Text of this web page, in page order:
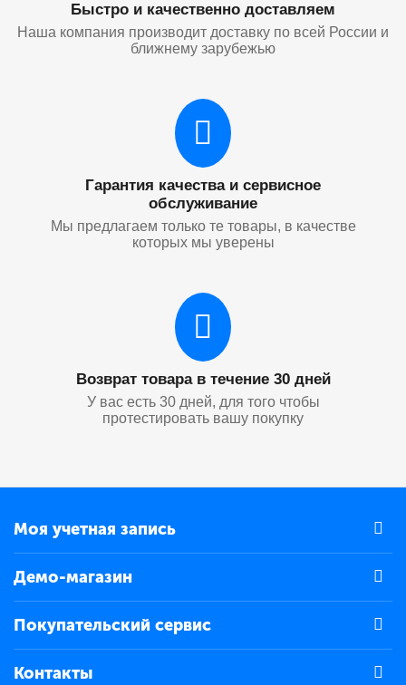
Быстро и качественно доставляем
Наша компания производит доставку по всей России и
ближнему зарубежью
Гарантия качества и сервисное
обслуживание
Мы предлагаем только те товары, в качестве
которых мы уверены
Возврат товара в течение 30 дней
У вас есть 30 дней, для того чтобы
протестировать вашу покупку
Моя учетная запись
Демо-магазин
Покупательский сервис
Контакты